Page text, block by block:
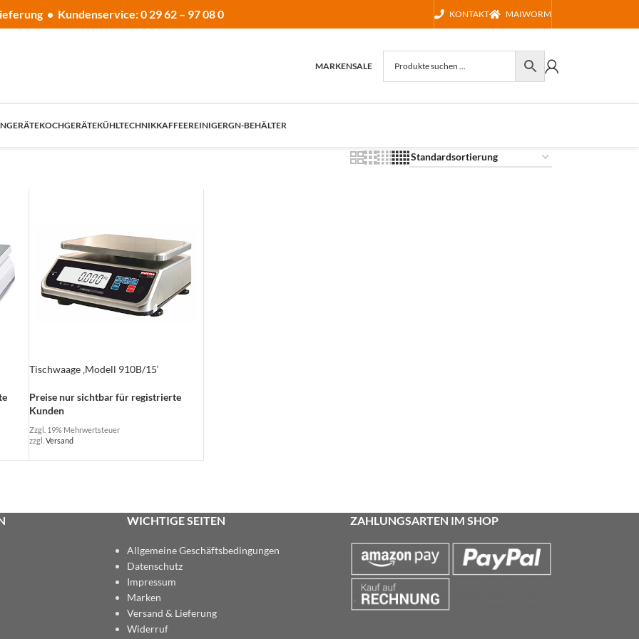
• Kundenservice: 0 29 62 – 97 08 0 KONTAKT MAIWORM
MARKENSALE
KOCHGERÄTEKÜHLTECHNIKKAFFEEREINIGERGN-BEHÄLTER
Tischwaage ‚Modell 910B/15‘
Preise nur sichtbar für registrierte
Kunden
Zzgl. 19% Mehrwertsteuer
zzgl.Versand
WICHTIGE SEITEN
Allgemeine Geschäftsbedingungen
Datenschutz
Impressum
Marken
Versand & Lieferung
Widerruf
ZAHLUNGSARTEN IM SHOP